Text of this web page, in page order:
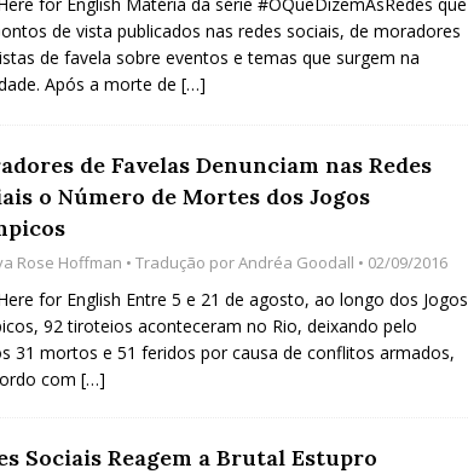
Fluminenses, Cronicamente Abandonados,
Nova Via Mobilidade 10 Anos Após Rio2016
for English Matéria da série #OQueDizemAsRedes que
de vista publicados nas redes sociais, de moradores
de favela sobre eventos e temas que surgem na
Após a morte de […]
de Favelas Denunciam nas Redes
o Número de Mortes dos Jogos
Rose Hoffman • Tradução porAndréa Goodall • 02/09/2016
for English Entre 5 e 21 de agosto, ao longo dos Jogos
92 tiroteios aconteceram no Rio, deixando pelo
31 mortos e 51 feridos por causa de conflitos armados,
com […]
Sociais Reagem a Brutal Estupro